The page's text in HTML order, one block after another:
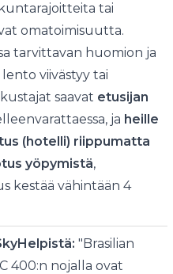
tai
omatoimisuutta.
tarvittavan huomion ja
viivästyy tai
saavat etusijan
ja heille
(hotelli) riippumatta
yöpymistä,
kestää vähintään 4
"Brasilian
400:n nojalla ovat